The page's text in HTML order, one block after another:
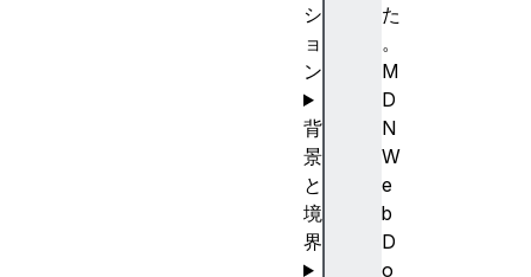
た
。
M
D
N
W
e
b
D
o
シ
ョ
ン
背
景
と
境
界